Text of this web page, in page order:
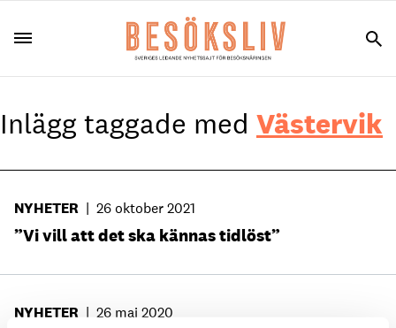
Inlägg taggade med Västervik
NYHETER | 26 oktober 2021
”Vi vill att det ska kännas tidlöst”
NYHETER | 26 maj 2020